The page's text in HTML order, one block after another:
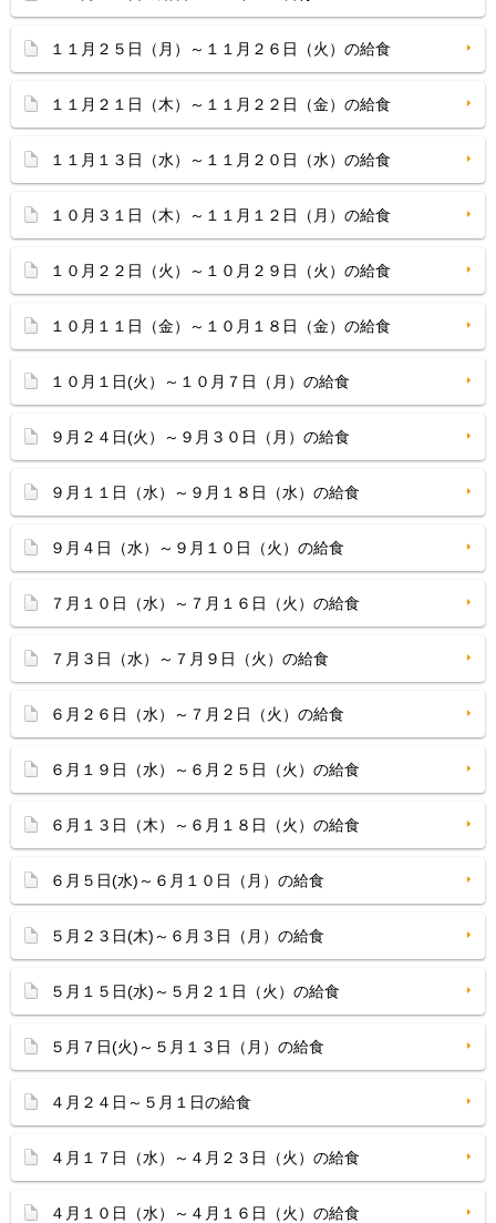
１１月２５日（月）～１１月２６日（火）の給食
１１月２１日（木）～１１月２２日（金）の給食
１１月１３日（水）～１１月２０日（水）の給食
１０月３１日（木）～１１月１２日（月）の給食
１０月２２日（火）～１０月２９日（火）の給食
１０月１１日（金）～１０月１８日（金）の給食
１０月１日(火）～１０月７日（月）の給食
９月２４日(火）～９月３０日（月）の給食
９月１１日（水）～９月１８日（水）の給食
９月４日（水）～９月１０日（火）の給食
７月１０日（水）～７月１６日（火）の給食
７月３日（水）～７月９日（火）の給食
６月２６日（水）～７月２日（火）の給食
６月１９日（水）～６月２５日（火）の給食
６月１３日（木）～６月１８日（火）の給食
６月５日(水)～６月１０日（月）の給食
５月２３日(木)～６月３日（月）の給食
５月１５日(水)～５月２１日（火）の給食
５月７日(火)～５月１３日（月）の給食
４月２４日～５月１日の給食
４月１７日（水）～４月２３日（火）の給食
４月１０日（水）～４月１６日（火）の給食